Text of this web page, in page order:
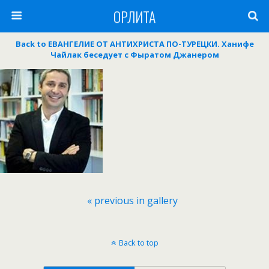
ОРЛИТА
Back to ЕВАНГЕЛИЕ ОТ АНТИХРИСТА ПО-ТУРЕЦКИ. Ханифе
Чайлак беседует с Фыратом Джанером
« previous in gallery
Back to top